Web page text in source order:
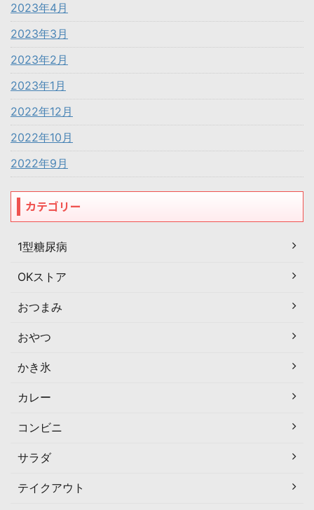
2023年4月
2023年3月
2023年2月
2023年1月
2022年12月
2022年10月
2022年9月
カテゴリー
1型糖尿病
OKストア
おつまみ
おやつ
かき氷
カレー
コンビニ
サラダ
テイクアウト